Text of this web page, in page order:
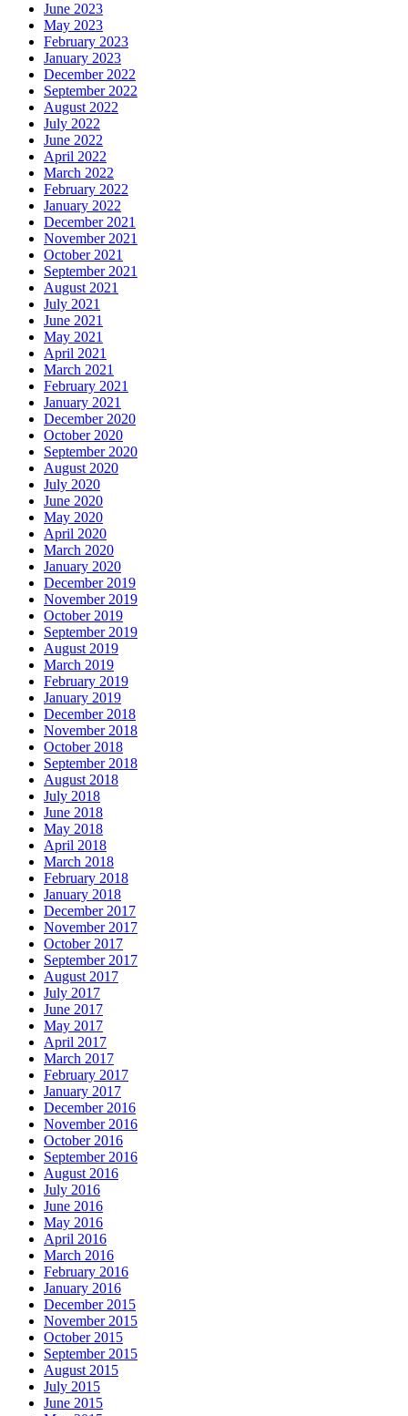
June 2023
May 2023
February 2023
January 2023
December 2022
September 2022
August 2022
July 2022
June 2022
April 2022
March 2022
February 2022
January 2022
December 2021
November 2021
October 2021
September 2021
August 2021
July 2021
June 2021
May 2021
April 2021
March 2021
February 2021
January 2021
December 2020
October 2020
September 2020
August 2020
July 2020
June 2020
May 2020
April 2020
March 2020
January 2020
December 2019
November 2019
October 2019
September 2019
August 2019
March 2019
February 2019
January 2019
December 2018
November 2018
October 2018
September 2018
August 2018
July 2018
June 2018
May 2018
April 2018
March 2018
February 2018
January 2018
December 2017
November 2017
October 2017
September 2017
August 2017
July 2017
June 2017
May 2017
April 2017
March 2017
February 2017
January 2017
December 2016
November 2016
October 2016
September 2016
August 2016
July 2016
June 2016
May 2016
April 2016
March 2016
February 2016
January 2016
December 2015
November 2015
October 2015
September 2015
August 2015
July 2015
June 2015